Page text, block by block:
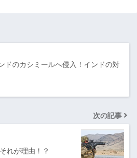
ドのカシミールへ侵入！インドの対
次の記事
れが理由！？